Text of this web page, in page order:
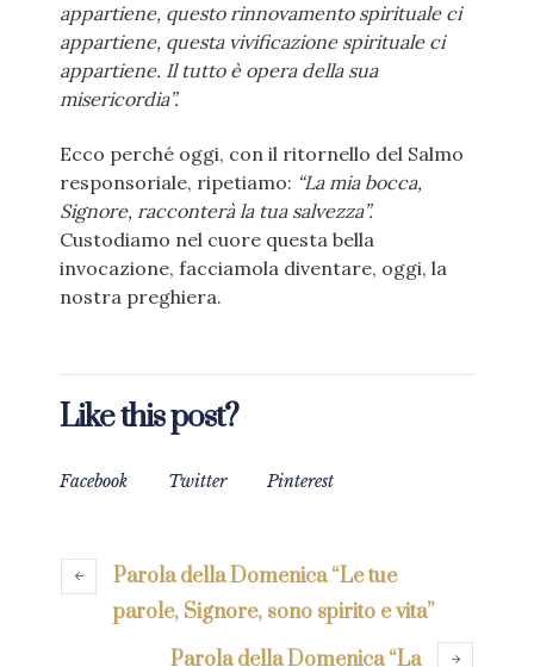
appartiene, questo rinnovamento spirituale ci
appartiene, questa vivificazione spirituale ci
appartiene. Il tutto è opera della sua
misericordia”.
Ecco perché oggi, con il ritornello del Salmo
responsoriale, ripetiamo: “La mia bocca,
Signore, racconterà la tua salvezza”.
Custodiamo nel cuore questa bella
invocazione, facciamola diventare, oggi, la
nostra preghiera.
Like this post?
Facebook Twitter Pinterest
Parola della Domenica “Le tue
parole, Signore, sono spirito e vita”
Parola della Domenica “La